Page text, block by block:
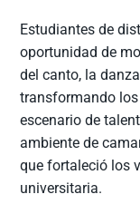
Estudiantes de
oportunidad de
del canto, la
transformando
escenario de
ambiente de
que fortaleció los
universitaria.